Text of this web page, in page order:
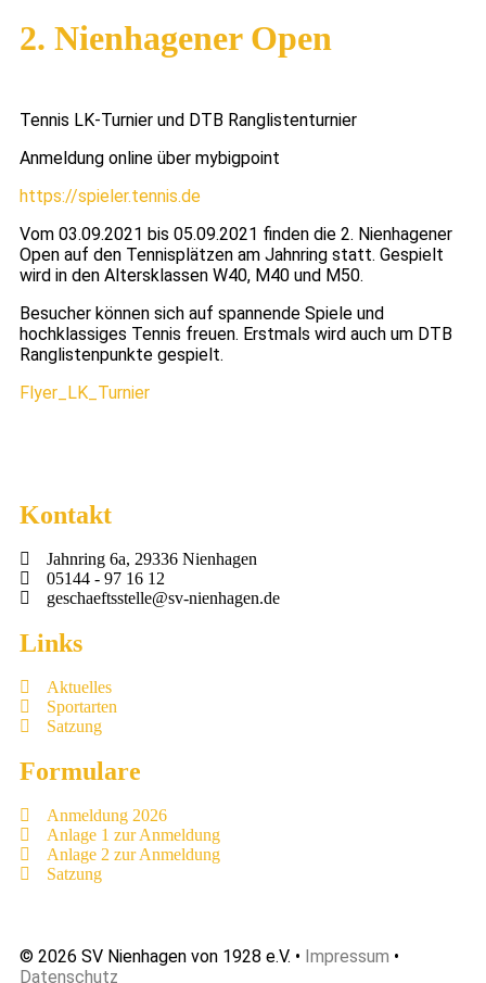
2. Nienhagener Open
Tennis LK-Turnier und DTB Ranglistenturnier
Anmeldung online über mybigpoint
https://spieler.tennis.de
Vom 03.09.2021 bis 05.09.2021 finden die 2. Nienhagener
Open auf den Tennisplätzen am Jahnring statt. Gespielt
wird in den Altersklassen W40, M40 und M50.
Besucher können sich auf spannende Spiele und
hochklassiges Tennis freuen. Erstmals wird auch um DTB
Ranglistenpunkte gespielt.
Flyer_LK_Turnier
Kontakt
Jahnring 6a, 29336 Nienhagen
05144 - 97 16 12
geschaeftsstelle@sv-nienhagen.de
Links
Aktuelles
Sportarten
Satzung
Formulare
Anmeldung 2026
Anlage 1 zur Anmeldung
Anlage 2 zur Anmeldung
Satzung
© 2026 SV Nienhagen von 1928 e.V. • Impressum •
Datenschutz